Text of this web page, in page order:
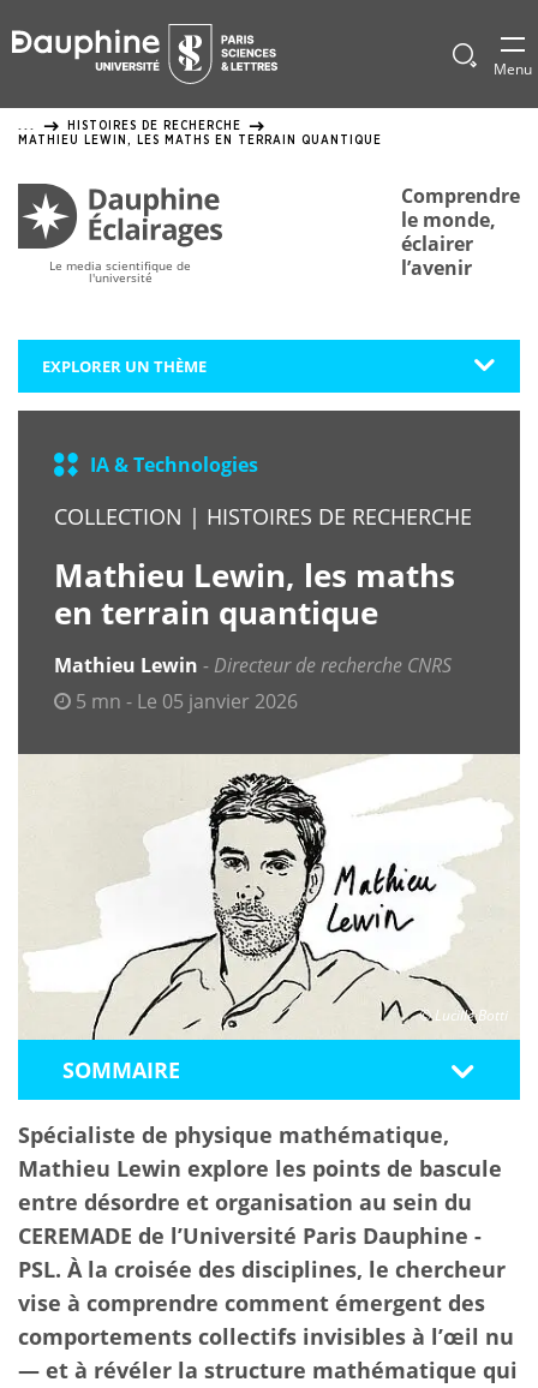
de
des
Afficher
Menu
...
HISTOIRES DE RECHERCHE
MATHIEU LEWIN, LES MATHS EN TERRAIN QUANTIQUE
Le media scientifique de
l'université
Comprendre
le monde,
éclairer
l’avenir
EXPLORER UN THÈME
IA & Technologies
COLLECTION | HISTOIRES DE RECHERCHE
Mathieu Lewin, les maths
en terrain quantique
Mathieu Lewin
Directeur de recherche CNRS
5 mn - Le 05 janvier 2026
© Lucille Botti
SOMMAIRE
Spécialiste de physique mathématique,
Mathieu Lewin explore les points de bascule
entre désordre et organisation au sein du
CEREMADE de l’Université Paris Dauphine -
PSL. À la croisée des disciplines, le chercheur
vise à comprendre comment émergent des
comportements collectifs invisibles à l’œil nu
— et à révéler la structure mathématique qui